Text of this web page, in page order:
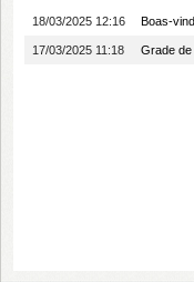
18/03/2025 12:16 Boas-
17/03/2025 11:18 Grade